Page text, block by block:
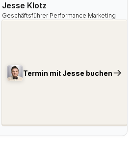
Jesse Klotz
Geschäftsführer Performance Marketing
Termin mit Jesse buchen